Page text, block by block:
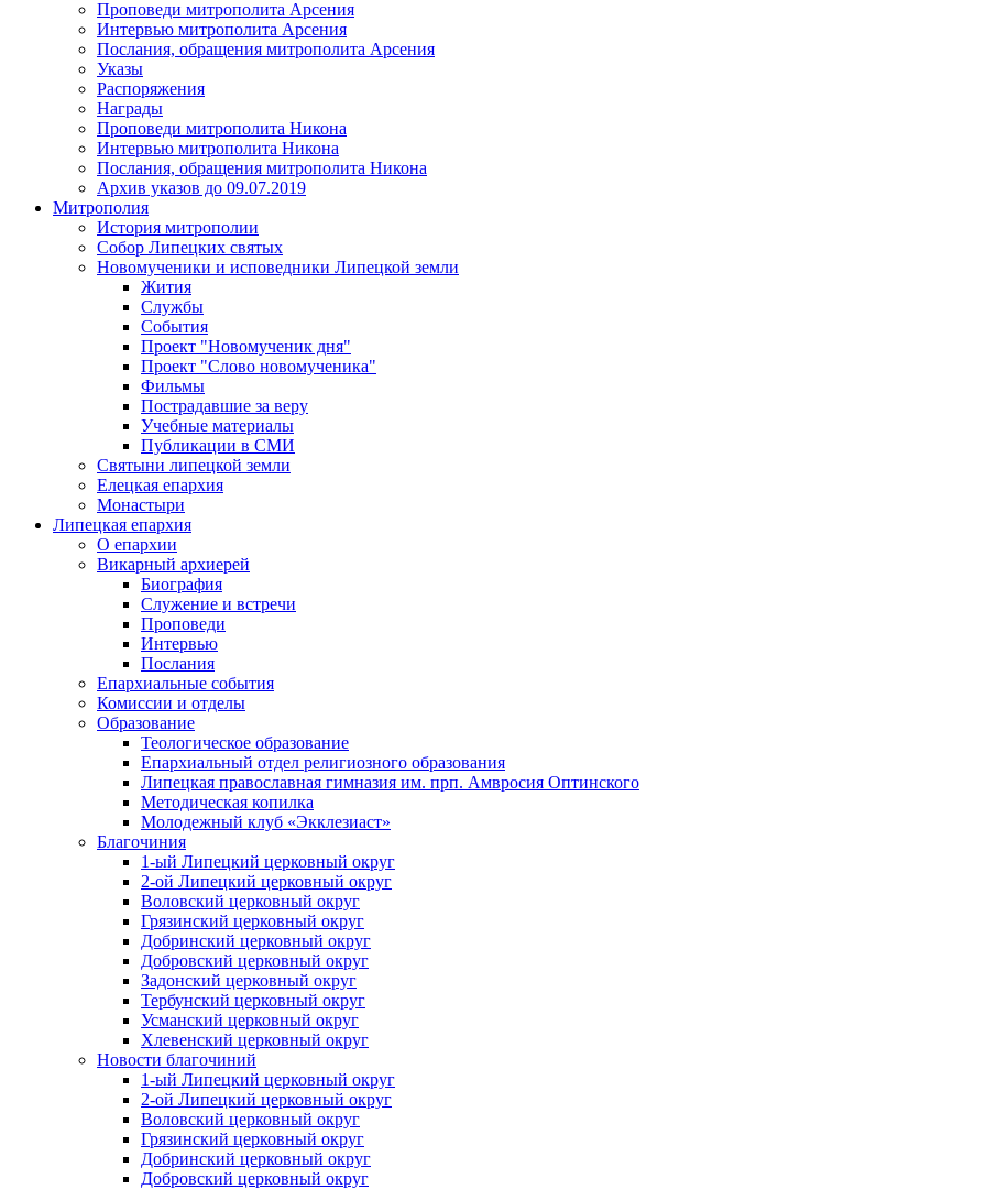
Проповеди митрополита Арсения
Интервью митрополита Арсения
Послания, обращения митрополита Арсения
Указы
Распоряжения
Награды
Проповеди митрополита Никона
Интервью митрополита Никона
Послания, обращения митрополита Никона
Архив указов до 09.07.2019
Митрополия
История митрополии
Собор Липецких святых
Новомученики и исповедники Липецкой земли
Жития
Службы
События
Проект "Новомученик дня"
Проект "Слово новомученика"
Фильмы
Пострадавшие за веру
Учебные материалы
Публикации в СМИ
Святыни липецкой земли
Елецкая епархия
Монастыри
Липецкая епархия
О епархии
Викарный архиерей
Биография
Служение и встречи
Проповеди
Интервью
Послания
Епархиальные события
Комиссии и отделы
Образование
Теологическое образование
Епархиальный отдел религиозного образования
Липецкая православная гимназия им. прп. Амвросия Оптинского
Методическая копилка
Молодежный клуб «Экклезиаст»
Благочиния
1-ый Липецкий церковный округ
2-ой Липецкий церковный округ
Воловский церковный округ
Грязинский церковный округ
Добринский церковный округ
Добровский церковный округ
Задонский церковный округ
Тербунский церковный округ
Усманский церковный округ
Хлевенский церковный округ
Новости благочиний
1-ый Липецкий церковный округ
2-ой Липецкий церковный округ
Воловский церковный округ
Грязинский церковный округ
Добринский церковный округ
Добровский церковный округ